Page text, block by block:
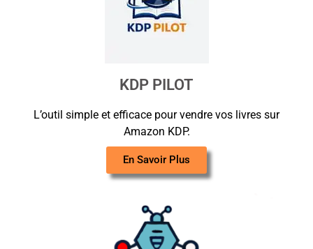
KDP PILOT
L’outil simple et efficace pour vendre vos livres sur
Amazon KDP.
En Savoir Plus